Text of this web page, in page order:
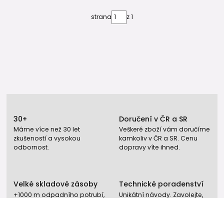
strana z 1
30+
Máme více než 30 let
zkušeností a vysokou
odbornost.
Doručení v ČR a SR
Veškeré zboží vám doručíme
kamkoliv v ČR a SR. Cenu
dopravy víte ihned.
Velké skladové zásoby
+1000 m odpadního potrubí,
Technické poradenství
Unikátní návody. Zavolejte,